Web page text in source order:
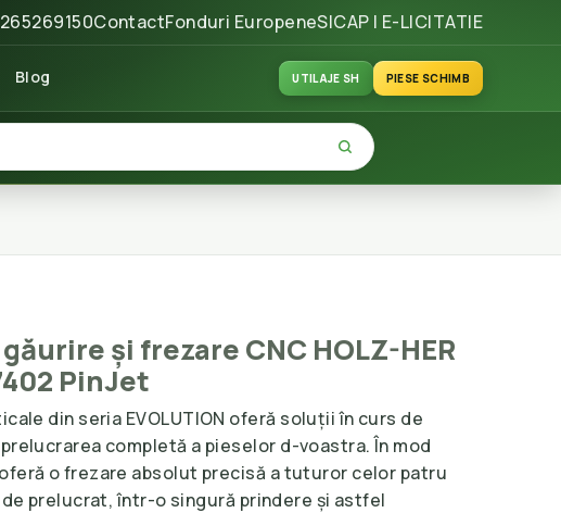
ContactFonduri EuropeneSICAP | E-LICITATIE
Blog UTILAJE SH PIESE SCHIMB
și frezare CNC HOLZ-HER
PinJet
din seria EVOLUTION oferă soluții în curs de
completă a pieselor d-voastra. În mod
oferă o frezare absolut precisă a tuturor celor patru
prelucrat, într-o singură prindere și astfel